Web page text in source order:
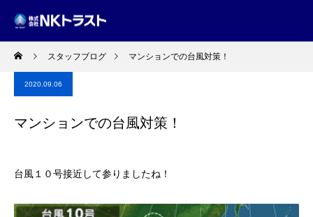
スタッフブログ マンションでの台風対策！
2020.09.06
マンションでの台風対策！
台風１０号接近して参りましたね！